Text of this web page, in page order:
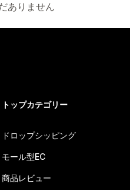
ありません
トップカテゴリー
ドロップシッピング
モール型EC
商品レビュー